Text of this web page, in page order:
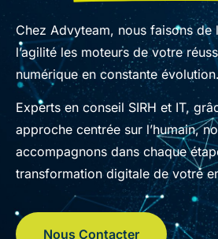
Chez Advyteam, nous faisons de
l’agilité les moteurs de votre
numérique en constante
Experts en conseil SIRH et IT,
approche centrée sur l’humain,
accompagnons dans chaque
transformation digitale de votre
Nous Contacter